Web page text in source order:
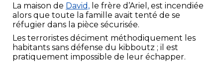
La maison de David, le frère d’Ariel, est incendiée
alors que toute la famille avait tenté de se
réfugier dans la pièce sécurisée.
Les terroristes déciment méthodiquement les
habitants sans défense du kibboutz ; il est
pratiquement impossible de leur échapper.